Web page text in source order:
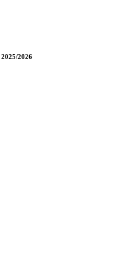
2025/2026